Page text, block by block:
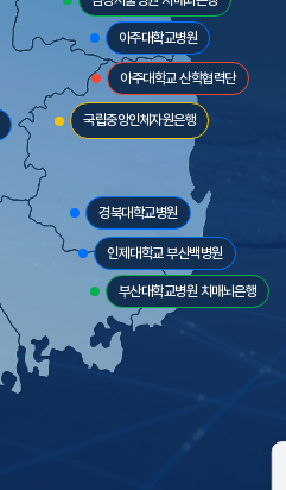
아주대학교병원
아주대학교 산학협력단
국립중앙인체자원은행
경북대학교병원
인제대학교 부산백병원
부산대학교병원 치매뇌은행